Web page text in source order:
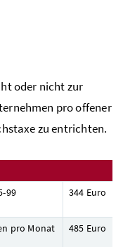
oder nicht zur
pro offener
zu entrichten.
99
344 Euro
pro Monat
485 Euro